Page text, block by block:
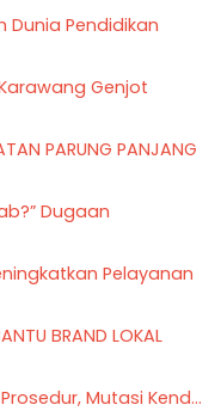
Dunia Pendidikan
Genjot
PARUNG PANJANG
Dugaan
Pelayanan
BRAND LOKAL
Mutasi Kend...